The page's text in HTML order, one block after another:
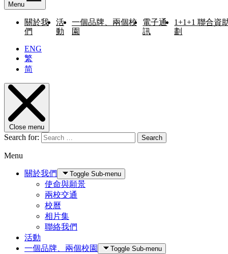
Menu
關於我
們
活
動
一個品牌、兩個校
園
電子通
訊
1+1+1 聯合資
劃
ENG
繁
简
Close menu
Search for: Search
Menu
關於我們 Toggle Sub-menu
使命與願景
兩校交通
校曆
相片集
聯絡我們
活動
一個品牌、兩個校園
Toggle Sub-menu